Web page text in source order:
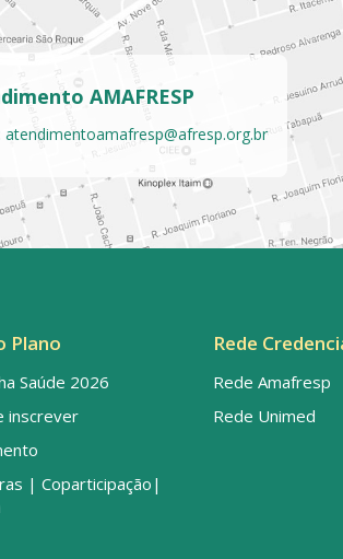
AMAFRESP
atendimentoamafresp@afresp.org.br
Plano
Saúde 2026
inscrever
| Coparticipação|
Rede
Rede Amafresp
Rede Unimed